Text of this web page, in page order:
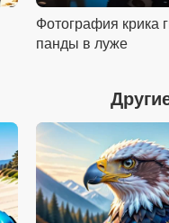
Фотография крика
панды в луже